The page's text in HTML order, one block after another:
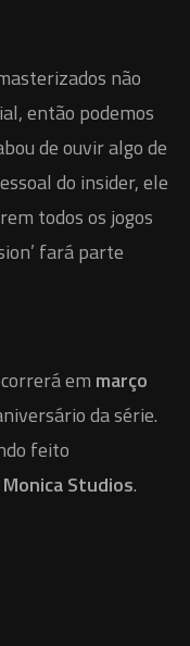
não
então podemos
de ouvir algo de
do insider, ele
todos os jogos
fará parte